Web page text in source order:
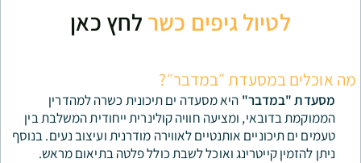
גיפים כשר לחץ כאן
״במדבר״?
היא מסעדה ים תיכונית כשרה למהדרין
ומציעה חוויה קולינרית ייחודית המשלבת בין
אותנטיים לאווירה מודרנית ועיצוב נעים. בנוסף
ואוכל לשבת כולל פלטה בתיאום מראש.